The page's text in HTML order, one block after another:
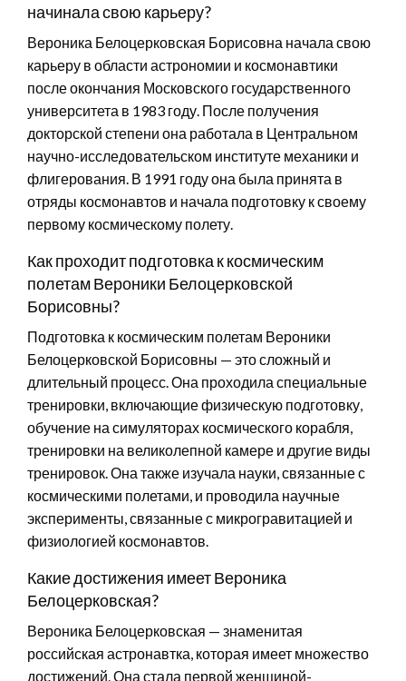
начинала свою карьеру?
Вероника Белоцерковская Борисовна начала свою
карьеру в области астрономии и космонавтики
после окончания Московского государственного
университета в 1983 году. После получения
докторской степени она работала в Центральном
научно-исследовательском институте механики и
флигерования. В 1991 году она была принята в
отряды космонавтов и начала подготовку к своему
первому космическому полету.
Как проходит подготовка к космическим
полетам Вероники Белоцерковской
Борисовны?
Подготовка к космическим полетам Вероники
Белоцерковской Борисовны — это сложный и
длительный процесс. Она проходила специальные
тренировки, включающие физическую подготовку,
обучение на симуляторах космического корабля,
тренировки на великолепной камере и другие виды
тренировок. Она также изучала науки, связанные с
космическими полетами, и проводила научные
эксперименты, связанные с микрогравитацией и
физиологией космонавтов.
Какие достижения имеет Вероника
Белоцерковская?
Вероника Белоцерковская — знаменитая
российская астронавтка, которая имеет множество
достижений. Она стала первой женщиной-